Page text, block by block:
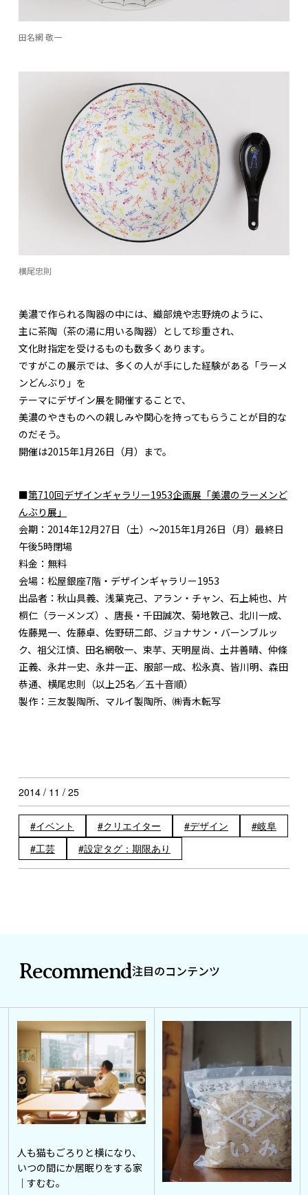
田名網 敬一
横尾忠則
美濃で作られる陶器の中には、織部焼や志野焼のように、
主に茶陶（茶の湯に用いる陶器）として珍重され、
文化財指定を受けるものも数多くあります。
ですがこの展示では、多くの人が手にした経験がある「ラーメ
ンどんぶり」を
テーマにデザイン展を開催することで、
美濃のやきものへの親しみや関心を持ってもらうことが目的な
のだそう。
開催は2015年1月26日（月）まで。
■第710回デザインギャラリー1953企画展「美濃のラーメンど
んぶり展」
会期：2014年12月27日（土）〜2015年1月26日（月）最終日
午後5時閉場
料金：無料
会場：松屋銀座7階・デザインギャラリー1953
出品者：秋山具義、浅葉克己、アラン・チャン、石上純也、片
桐仁（ラーメンズ）、唐長・千田誠次、菊地敦己、北川一成、
佐藤晃一、佐藤卓、佐野研二郎、ジョナサン・バーンブルッ
ク、祖父江慎、田名網敬一、束芋、天明屋尚、土井善晴、仲條
正義、永井一史、永井一正、服部一成、松永真、皆川明、森田
恭通、横尾忠則（以上25名／五十音順）
製作：三友製陶所、マルイ製陶所、㈱青木転写
2014 / 11 / 25
イベント クリエイター デザイン
岐阜
工芸
設定タグ：期限あり
Recommend注目のコンテンツ
人も猫もごろりと横になり、
いつの間にか居眠りをする家
｜すむむ。